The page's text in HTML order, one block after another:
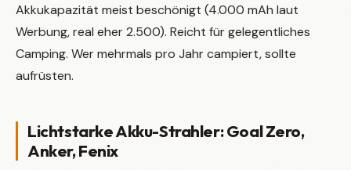
Akkukapazität meist beschönigt (4.000 mAh laut
Werbung, real eher 2.500). Reicht für gelegentliches
Camping. Wer mehrmals pro Jahr campiert, sollte
aufrüsten.
Lichtstarke Akku-Strahler: Goal Zero,
Anker, Fenix